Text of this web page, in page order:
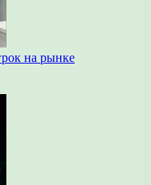
на рынке